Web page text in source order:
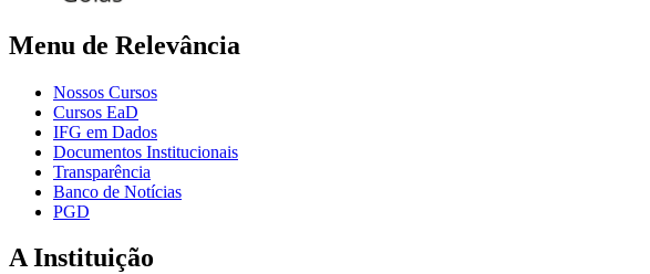
Menu de Relevância
Nossos Cursos
Cursos EaD
IFG em Dados
Documentos Institucionais
Transparência
Banco de Notícias
PGD
A Instituição